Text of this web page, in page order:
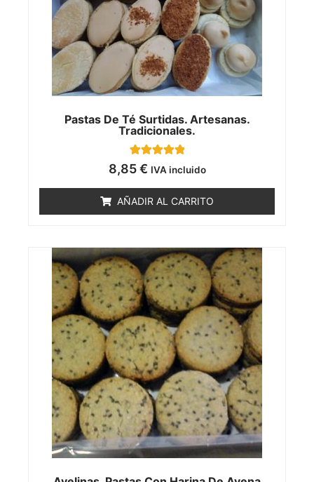
Pastas De Té Surtidas. Artesanas.
Tradicionales.
5.00
de 5
8,85€ IVA incluido
AÑADIR AL CARRITO